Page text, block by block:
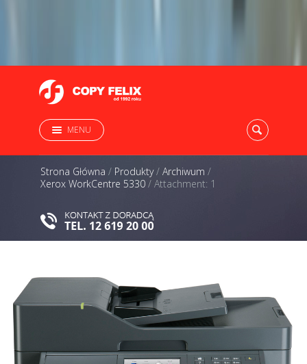
MENU
Strona Główna / Produkty/ Archiwum /
Xerox WorkCentre 5330 / Attachment: 1